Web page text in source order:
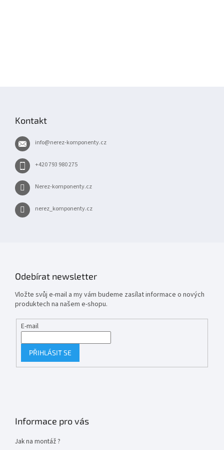
Kontakt
info@nerez-komponenty.cz
+420 793 980 275
Nerez-komponenty.cz
nerez_komponenty.cz
Odebírat newsletter
Vložte svůj e-mail a my vám budeme zasílat informace o nových
produktech na našem e-shopu.
E-mail
PŘIHLÁSIT SE
Informace pro vás
Jak na montáž ?